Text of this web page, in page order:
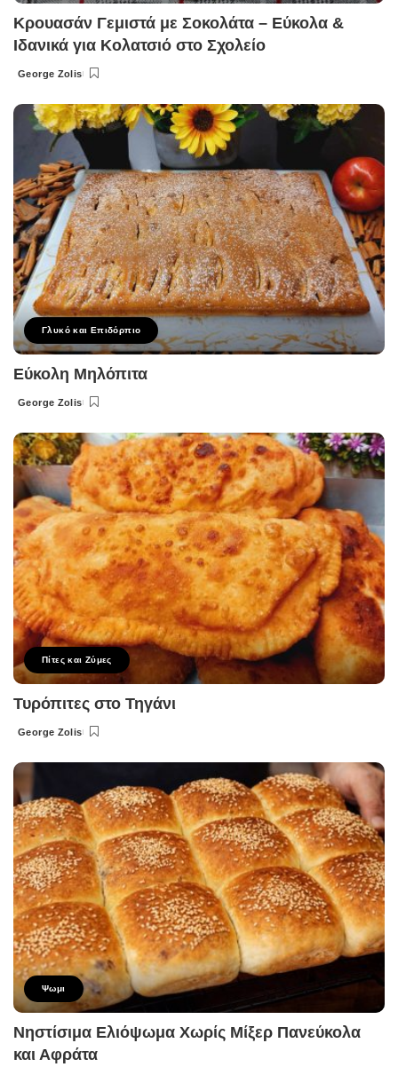
Κρουασάν Γεμιστά με Σοκολάτα – Εύκολα &
Ιδανικά για Κολατσιό στο Σχολείο
Posted
George Zolis
Γλυκό και Επιδόρπιο
Εύκολη Μηλόπιτα
Posted
George Zolis
Πίτες και Ζύμες
Τυρόπιτες στο Τηγάνι
Posted
George Zolis
Ψωμι
Νηστίσιμα Ελιόψωμα Χωρίς Μίξερ Πανεύκολα
και Αφράτα